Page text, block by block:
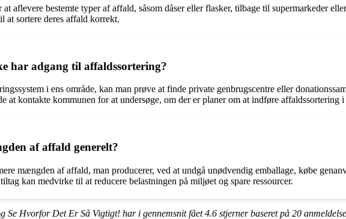
aflevere bestemte typer af affald, såsom dåser eller flasker, tilbage til supermarkeder
at sortere deres affald korrekt.
har adgang til affaldssortering?
i ens område, kan man prøve at finde private genbrugscentre eller
at kontakte kommunen for at undersøge, om der er planer om at indføre affaldssortering
af affald generelt?
mængden af affald, man producerer, ved at undgå unødvendig emballage, købe
kan medvirke til at reducere belastningen på miljøet og spare ressourcer.
Se Hvorfor Det Er Så Vigtigt! har i gennemsnit fået4.6 stjerner baseret på 20